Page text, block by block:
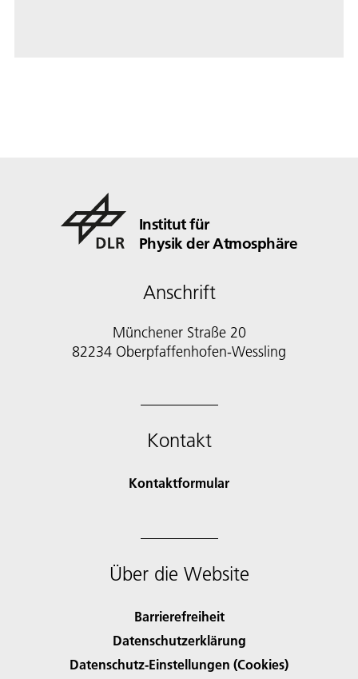
Institut für
Physik der Atmosphäre
Anschrift
Münchener Straße 20
82234 Oberpfaffenhofen-Wessling
Kontakt
Kontaktformular
Über die Website
Barrierefreiheit
Datenschutzerklärung
Datenschutz-Einstellungen (Cookies)